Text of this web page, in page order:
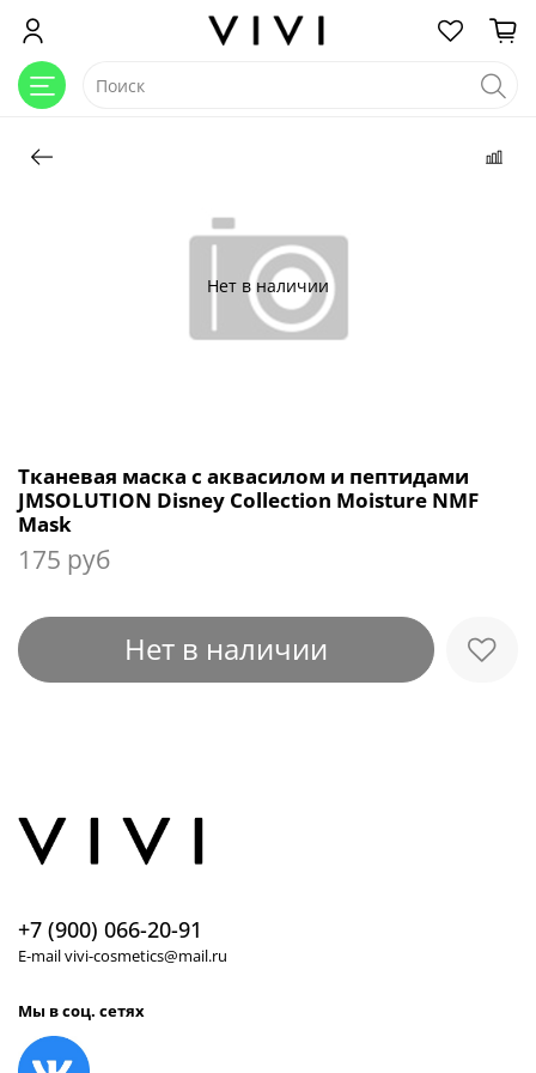
Нет в наличии
Тканевая маска с аквасилом и пептидами
JMSOLUTION Disney Collection Moisture NMF
Mask
175 руб
Нет в наличии
+7 (900) 066-20-91
E-mail vivi-cosmetics@mail.ru
Мы в соц. сетях